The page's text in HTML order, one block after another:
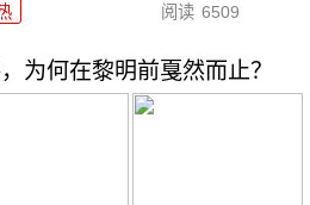
阅读 6509
为何在黎明前戛然而止？